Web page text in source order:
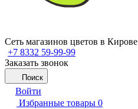
Сеть магазинов цветов в Кирове
+7 8332 59-99-99
Заказать звонок
Поиск
Войти
Избранные товары 0